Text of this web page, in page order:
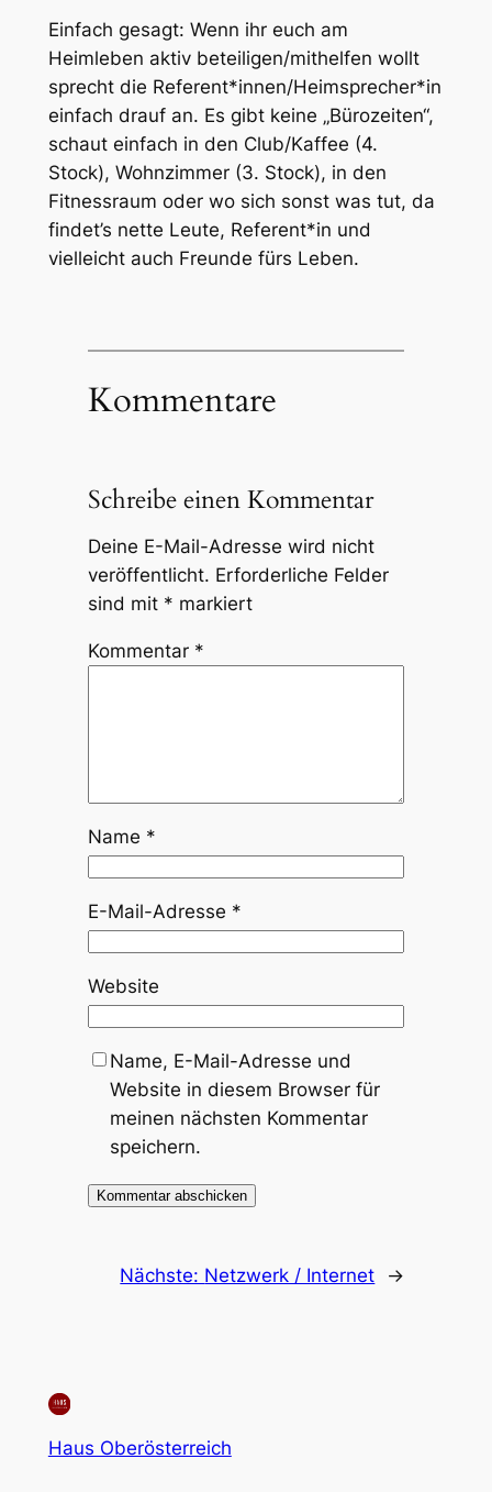
Einfach gesagt: Wenn ihr euch am
Heimleben aktiv beteiligen/mithelfen wollt
sprecht die Referent*innen/Heimsprecher*in
einfach drauf an. Es gibt keine „Bürozeiten“,
schaut einfach in den Club/Kaffee (4.
Stock), Wohnzimmer (3. Stock), in den
Fitnessraum oder wo sich sonst was tut, da
findet’s nette Leute, Referent*in und
vielleicht auch Freunde fürs Leben.
Kommentare
Schreibe einen Kommentar
Deine E-Mail-Adresse wird nicht
veröffentlicht. Erforderliche Felder
sind mit * markiert
Kommentar *
Name *
E-Mail-Adresse *
Website
Name, E-Mail-Adresse und
Website in diesem Browser für
meinen nächsten Kommentar
speichern.
Nächste: Netzwerk / Internet →
Haus Oberösterreich